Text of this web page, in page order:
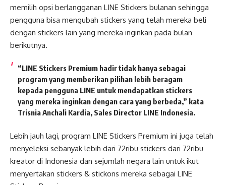
memilih opsi berlangganan LINE Stickers bulanan sehingga
pengguna bisa mengubah stickers yang telah mereka beli
dengan stickers lain yang mereka inginkan pada bulan
berikutnya.
“LINE Stickers Premium hadir tidak hanya sebagai
program yang memberikan pilihan lebih beragam
kepada pengguna LINE untuk mendapatkan stickers
yang mereka inginkan dengan cara yang berbeda,” kata
Trisnia Anchali Kardia, Sales Director LINE Indonesia.
Lebih jauh lagi, program LINE Stickers Premium ini juga telah
menyeleksi sebanyak lebih dari 72ribu stickers dari 72ribu
kreator di Indonesia dan sejumlah negara lain untuk ikut
menyertakan stickers & stickons mereka sebagai LINE